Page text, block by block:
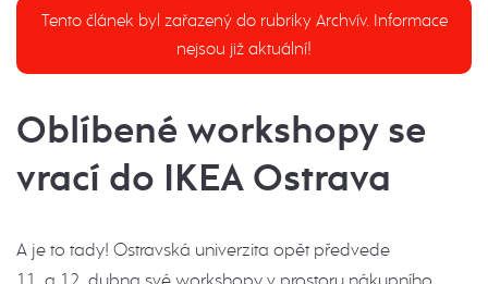
Tento článek byl zařazený do rubriky Archvív. Informace
nejsou již aktuální!
Oblíbené workshopy se
vrací do IKEA Ostrava
A je to tady! Ostravská univerzita opět předvede